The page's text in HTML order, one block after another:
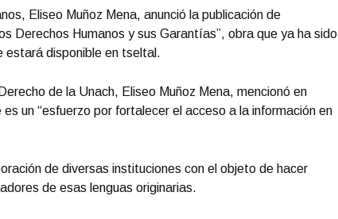
Eliseo Muñoz Mena, anunció la publicación de
Derechos Humanos y sus Garantías”, obra que ya ha sido
estará disponible en tseltal.
de la Unach, Eliseo Muñoz Mena, mencionó en
un “esfuerzo por fortalecer el acceso a la información en
de diversas instituciones con el objeto de hacer
de esas lenguas originarias.
Portada Octubre 01